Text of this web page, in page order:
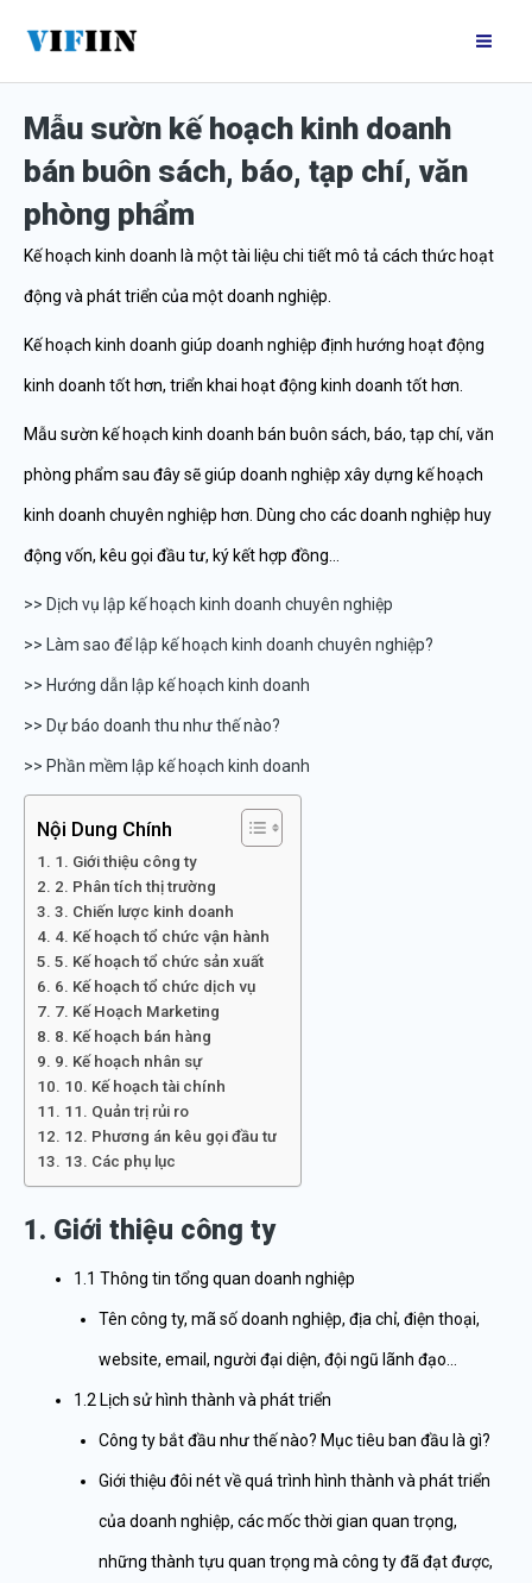
nội
dungMẫu sườn kế hoạch kinh doanh
bán buôn sách, báo, tạp chí, văn
phòng phẩm
Kế hoạch kinh doanh là một tài liệu chi tiết mô tả cách thức hoạt
động và phát triển của một doanh nghiệp.
Kế hoạch kinh doanh giúp doanh nghiệp định hướng hoạt động
kinh doanh tốt hơn, triển khai hoạt động kinh doanh tốt hơn.
Mẫu sườn kế hoạch kinh doanh bán buôn sách, báo, tạp chí, văn
phòng phẩm sau đây sẽ giúp doanh nghiệp xây dựng kế hoạch
kinh doanh chuyên nghiệp hơn. Dùng cho các doanh nghiệp huy
động vốn, kêu gọi đầu tư, ký kết hợp đồng…
>> Dịch vụ lập kế hoạch kinh doanh chuyên nghiệp
>> Làm sao để lập kế hoạch kinh doanh chuyên nghiệp?
>> Hướng dẫn lập kế hoạch kinh doanh
>> Dự báo doanh thu như thế nào?
>> Phần mềm lập kế hoạch kinh doanh
Nội Dung Chính
1. Giới thiệu công ty
2. Phân tích thị trường
3. Chiến lược kinh doanh
4. Kế hoạch tổ chức vận hành
5. Kế hoạch tổ chức sản xuất
6. Kế hoạch tổ chức dịch vụ
7. Kế Hoạch Marketing
8. Kế hoạch bán hàng
9. Kế hoạch nhân sự
10. Kế hoạch tài chính
11. Quản trị rủi ro
12. Phương án kêu gọi đầu tư
13. Các phụ lục
1. Giới thiệu công ty
1.1 Thông tin tổng quan doanh nghiệp
Tên công ty, mã số doanh nghiệp, địa chỉ, điện thoại,
website, email, người đại diện, đội ngũ lãnh đạo…
1.2 Lịch sử hình thành và phát triển
Công ty bắt đầu như thế nào? Mục tiêu ban đầu là gì?
Giới thiệu đôi nét về quá trình hình thành và phát triển
của doanh nghiệp, các mốc thời gian quan trọng,
những thành tựu quan trọng mà công ty đã đạt được,